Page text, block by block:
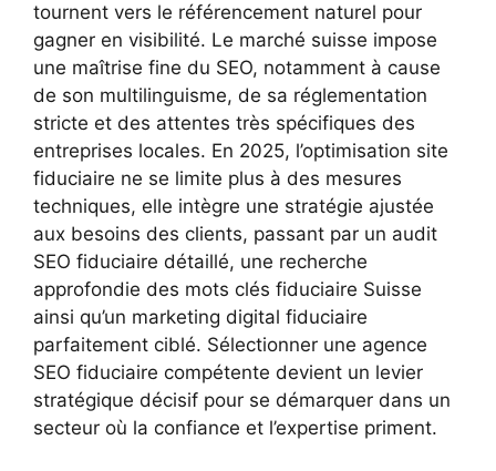
tournent vers le référencement naturel pour
gagner en visibilité. Le marché suisse impose
une maîtrise fine du SEO, notamment à cause
de son multilinguisme, de sa réglementation
stricte et des attentes très spécifiques des
entreprises locales. En 2025, l’optimisation site
fiduciaire ne se limite plus à des mesures
techniques, elle intègre une stratégie ajustée
aux besoins des clients, passant par un audit
SEO fiduciaire détaillé, une recherche
approfondie des mots clés fiduciaire Suisse
ainsi qu’un marketing digital fiduciaire
parfaitement ciblé. Sélectionner une agence
SEO fiduciaire compétente devient un levier
stratégique décisif pour se démarquer dans un
secteur où la confiance et l’expertise priment.